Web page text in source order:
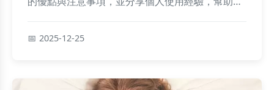
2025-12-25